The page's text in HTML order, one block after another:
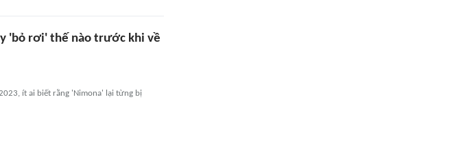
'bỏ rơi' thế nào trước khi về
ít ai biết rằng 'Nimona' lại từng bị